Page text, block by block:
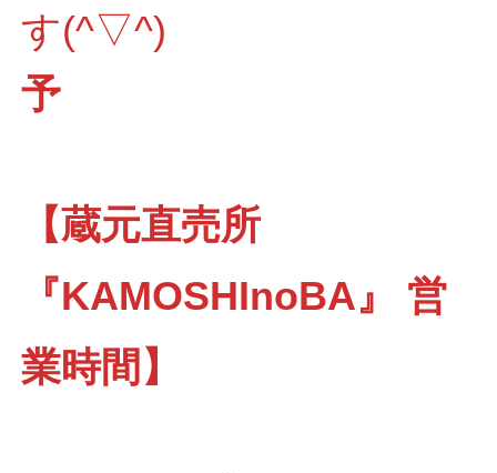
す(^▽^)
予
【蔵元直売所
『KAMOSHInoBA』 営
業時間】